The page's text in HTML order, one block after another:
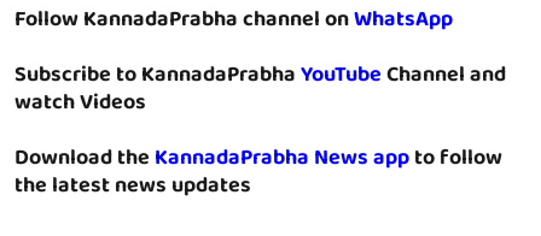
Follow KannadaPrabha channel onWhatsApp
Subscribe to KannadaPrabhaYouTubeChannel and
watch Videos
Download theKannadaPrabha News appto follow
the latest news updates